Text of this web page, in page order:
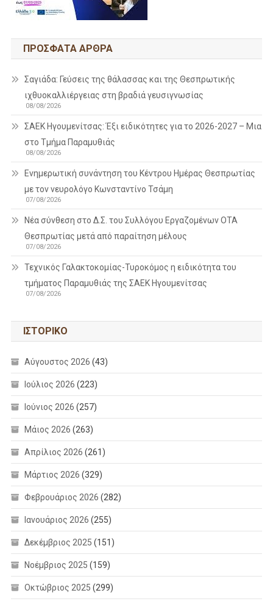
ΠΡΌΣΦΑΤΑ ΆΡΘΡΑ
Σαγιάδα: Γεύσεις της θάλασσας και της Θεσπρωτικής
ιχθυοκαλλιέργειας στη βραδιά γευσιγνωσίας
08/08/2026
ΣΑΕΚ Ηγουμενίτσας: Έξι ειδικότητες για το 2026-2027 – Μια
στο Τμήμα Παραμυθιάς
08/08/2026
Ενημερωτική συνάντηση του Κέντρου Ημέρας Θεσπρωτίας
με τον νευρολόγο Κωνσταντίνο Τσάμη
07/08/2026
Νέα σύνθεση στο Δ.Σ. του Συλλόγου Εργαζομένων ΟΤΑ
Θεσπρωτίας μετά από παραίτηση μέλους
07/08/2026
Τεχνικός Γαλακτοκομίας-Τυροκόμος η ειδικότητα του
τμήματος Παραμυθιάς της ΣΑΕΚ Ηγουμενίτσας
07/08/2026
ΙΣΤΟΡΙΚΌ
Αύγουστος 2026 (43)
Ιούλιος 2026 (223)
Ιούνιος 2026 (257)
Μάιος 2026 (263)
Απρίλιος 2026 (261)
Μάρτιος 2026 (329)
Φεβρουάριος 2026 (282)
Ιανουάριος 2026 (255)
Δεκέμβριος 2025 (151)
Νοέμβριος 2025 (159)
Οκτώβριος 2025 (299)